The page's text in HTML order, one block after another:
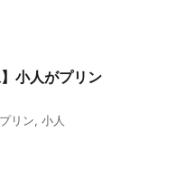
】小人がプリン
プリン, 小人